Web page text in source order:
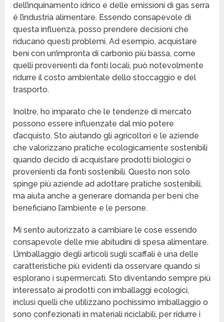
dell’inquinamento idrico e delle emissioni di gas serra
è l’industria alimentare. Essendo consapevole di
questa influenza, posso prendere decisioni che
riducano questi problemi. Ad esempio, acquistare
beni con un’impronta di carbonio più bassa, come
quelli provenienti da fonti locali, può notevolmente
ridurre il costo ambientale dello stoccaggio e del
trasporto.
Inoltre, ho imparato che le tendenze di mercato
possono essere influenzate dal mio potere
d’acquisto. Sto aiutando gli agricoltori e le aziende
che valorizzano pratiche ecologicamente sostenibili
quando decido di acquistare prodotti biologici o
provenienti da fonti sostenibili. Questo non solo
spinge più aziende ad adottare pratiche sostenibili,
ma aiuta anche a generare domanda per beni che
beneficiano l’ambiente e le persone.
Mi sento autorizzato a cambiare le cose essendo
consapevole delle mie abitudini di spesa alimentare.
L’imballaggio degli articoli sugli scaffali è una delle
caratteristiche più evidenti da osservare quando si
esplorano i supermercati. Sto diventando sempre più
interessato ai prodotti con imballaggi ecologici,
inclusi quelli che utilizzano pochissimo imballaggio o
sono confezionati in materiali riciclabili, per ridurre i